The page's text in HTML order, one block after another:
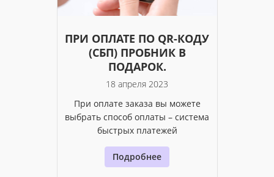
ПРИ ОПЛАТЕ ПО QR-КОДУ
(СБП) ПРОБНИК В
ПОДАРОК.
18 апреля 2023
При оплате заказа вы можете
выбрать способ оплаты – система
быстрых платежей
Подробнее